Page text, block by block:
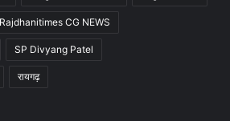
Rajdhanitimes CG NEWS
SP Divyang Patel
रायगढ़